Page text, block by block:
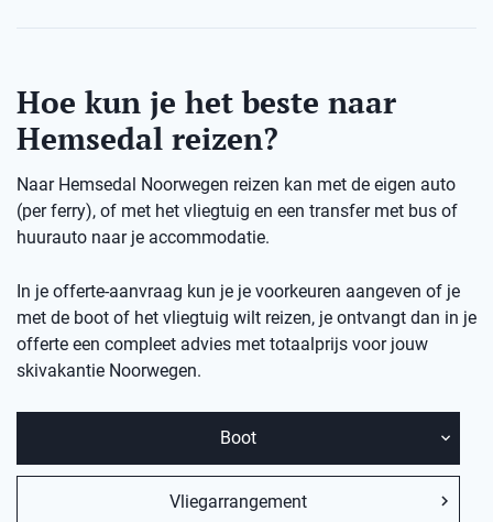
Hoe kun je het beste naar
Hemsedal reizen?
Naar Hemsedal Noorwegen reizen kan met de eigen auto
(per ferry), of met het vliegtuig en een transfer met bus of
huurauto naar je accommodatie.
In je offerte-aanvraag kun je je voorkeuren aangeven of je
met de boot of het vliegtuig wilt reizen, je ontvangt dan in je
offerte een compleet advies met totaalprijs voor jouw
skivakantie Noorwegen.
Boot
Vliegarrangement